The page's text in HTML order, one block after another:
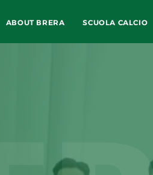
ABOUT BRERA SCUOLA CALCIO